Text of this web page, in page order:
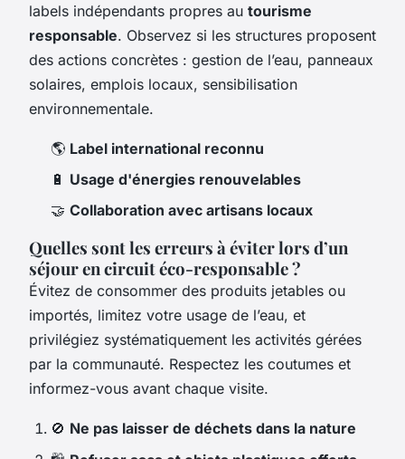
labels indépendants propres au tourisme
responsable. Observez si les structures proposent
des actions concrètes : gestion de l’eau, panneaux
solaires, emplois locaux, sensibilisation
environnementale.
🌎 Label international reconnu
🔋 Usage d'énergies renouvelables
🤝 Collaboration avec artisans locaux
Quelles sont les erreurs à éviter lors d’un
séjour en circuit éco-responsable ?
Évitez de consommer des produits jetables ou
importés, limitez votre usage de l’eau, et
privilégiez systématiquement les activités gérées
par la communauté. Respectez les coutumes et
informez-vous avant chaque visite.
🚫 Ne pas laisser de déchets dans la nature